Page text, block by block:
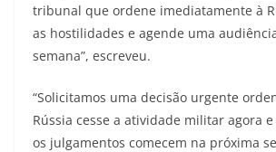
tribunal que ordene imediatamente à
as hostilidades e agende uma
semana”, escreveu.
“Solicitamos uma decisão urgente
Rússia cesse a atividade militar agora
os julgamentos comecem na próxima